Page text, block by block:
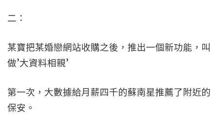
二：
某寶把某婚戀網站收購之後，推出一個新功能，叫
做’大資料相親’
第一次，大數據給月薪四千的蘇南星推薦了附近的
保安。